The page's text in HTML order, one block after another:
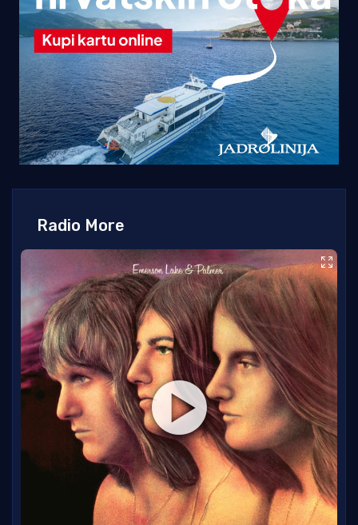
Radio More